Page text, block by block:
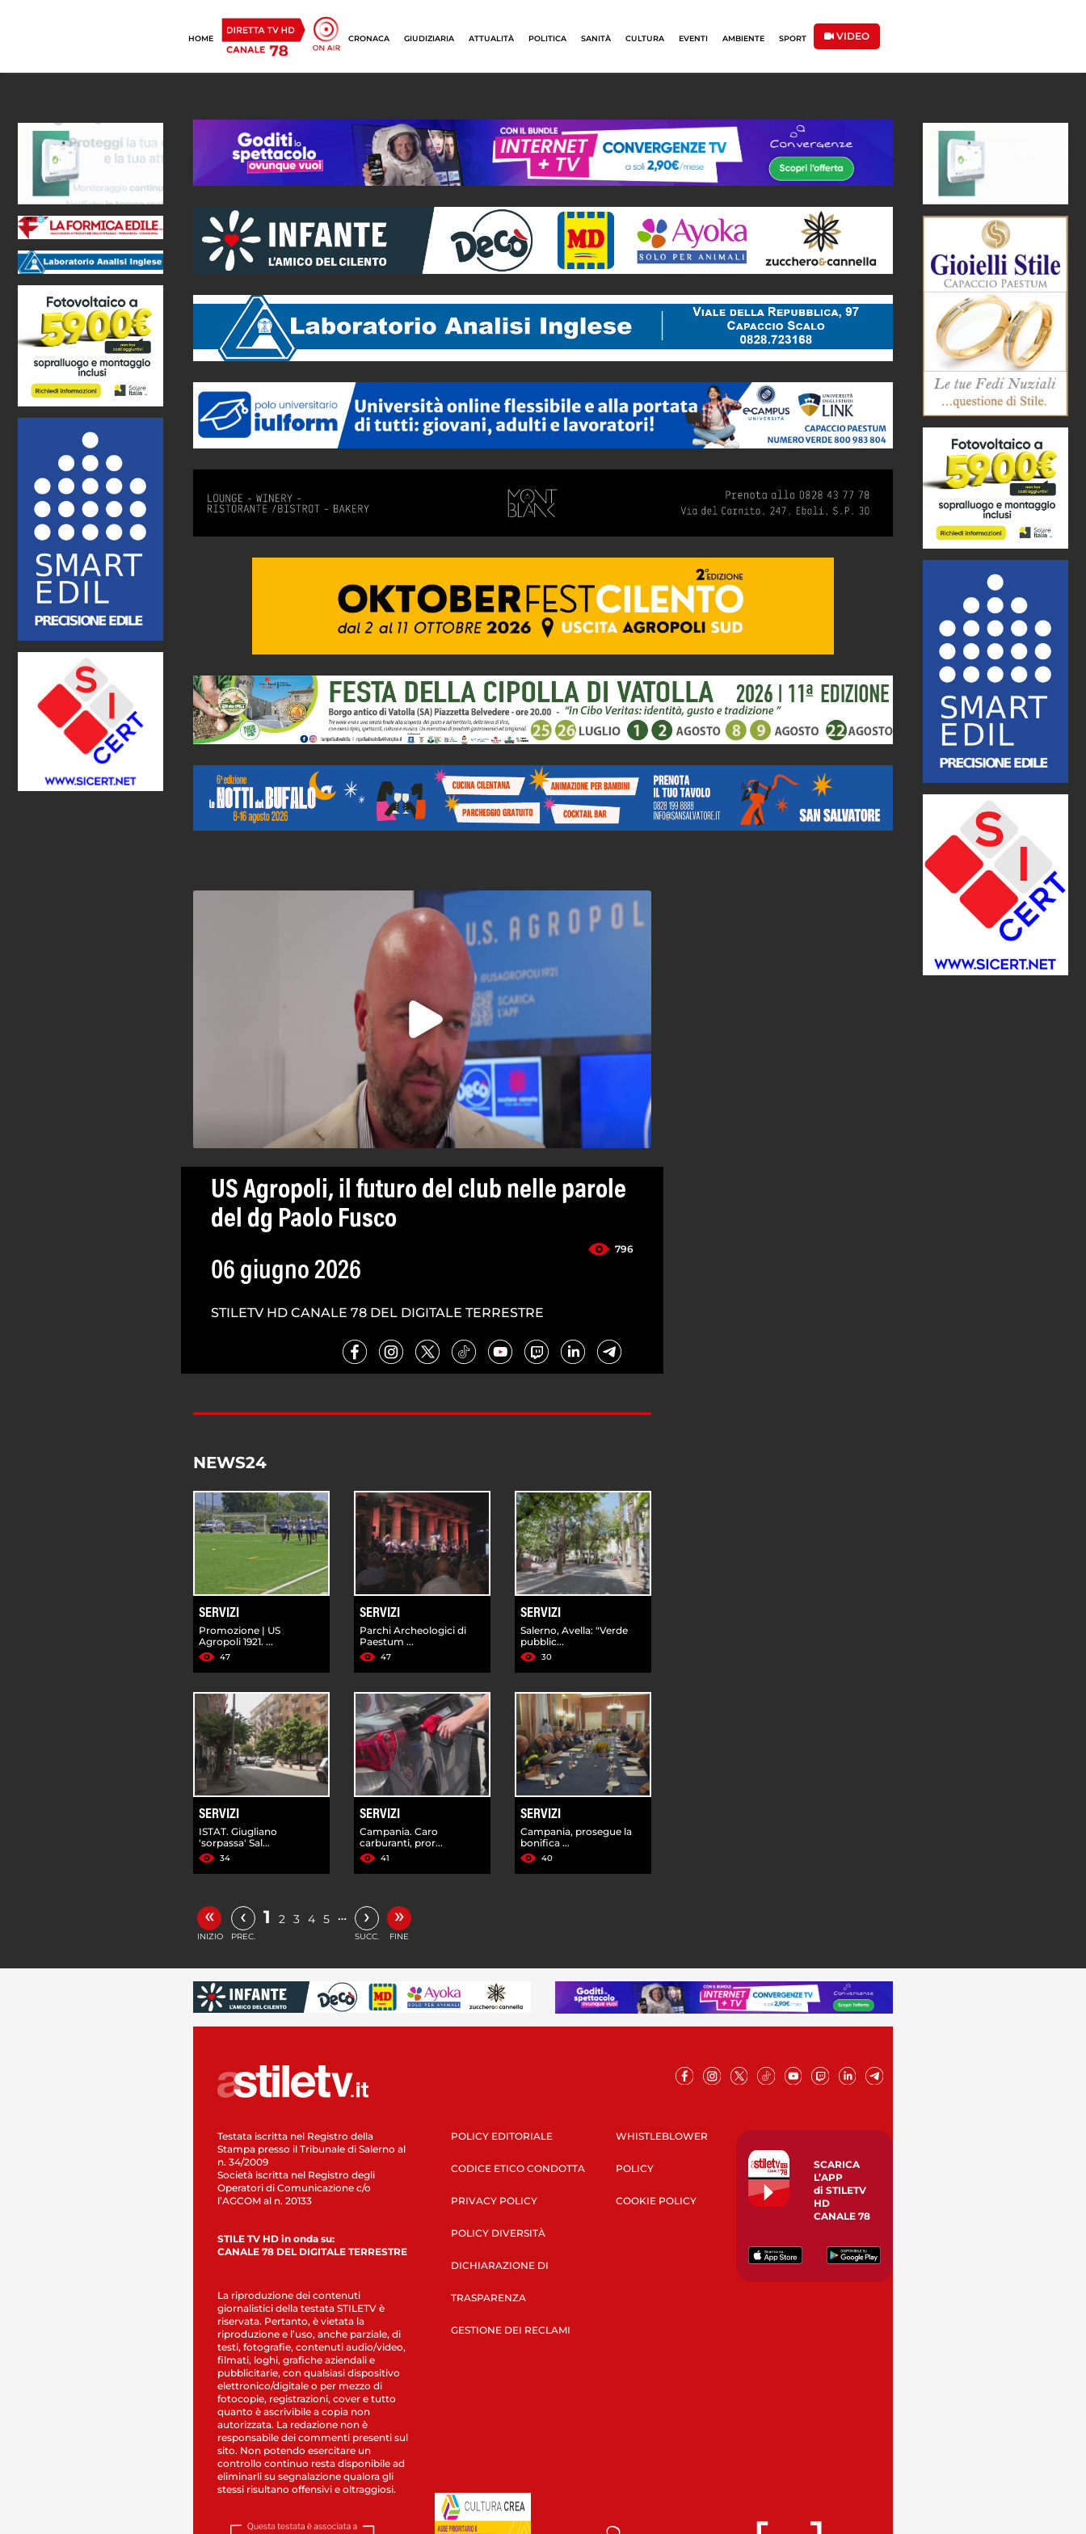
HOME CRONACA GIUDIZIARIA ATTUALITÀ POLITICA SANITÀ CULTURA EVENTI AMBIENTE SPORT VIDEO
US Agropoli, il futuro del club nelle parole
del dg Paolo Fusco
796
06 giugno 2026
STILETV HD CANALE 78 DEL DIGITALE TERRESTRE
NEWS24
SERVIZI
Promozione | US
Agropoli 1921. ...
47
SERVIZI
Parchi Archeologici di
Paestum ...
47
SERVIZI
Salerno, Avella: "Verde
pubblic...
30
SERVIZI
ISTAT. Giugliano
'sorpassa' Sal...
34
SERVIZI
Campania. Caro
carburanti, pror...
41
SERVIZI
Campania, prosegue la
bonifica ...
40
«
INIZIO
‹
PREC.
1 2 3 4 5 … ›
SUCC.
»
FINE
Testata iscritta nel Registro della
Stampa presso il Tribunale di Salerno al
n. 34/2009
Società iscritta nel Registro degli
Operatori di Comunicazione c/o
l’AGCOM al n. 20133
STILE TV HD in onda su:
CANALE 78 DEL DIGITALE TERRESTRE
La riproduzione dei contenuti
giornalistici della testata STILETV è
riservata. Pertanto, è vietata la
riproduzione e l’uso, anche parziale, di
testi, fotografie, contenuti audio/video,
filmati, loghi, grafiche aziendali e
pubblicitarie, con qualsiasi dispositivo
elettronico/digitale o per mezzo di
fotocopie, registrazioni, cover e tutto
quanto è ascrivibile a copia non
autorizzata. La redazione non è
responsabile dei commenti presenti sul
sito. Non potendo esercitare un
controllo continuo resta disponibile ad
eliminarli su segnalazione qualora gli
stessi risultano offensivi e oltraggiosi.
POLICY EDITORIALE
CODICE ETICO CONDOTTA
PRIVACY POLICY
POLICY DIVERSITÀ
DICHIARAZIONE DI
TRASPARENZA
GESTIONE DEI RECLAMI
WHISTLEBLOWER
POLICY
COOKIE POLICY
SCARICA
L’APP
di STILETV
HD
CANALE 78